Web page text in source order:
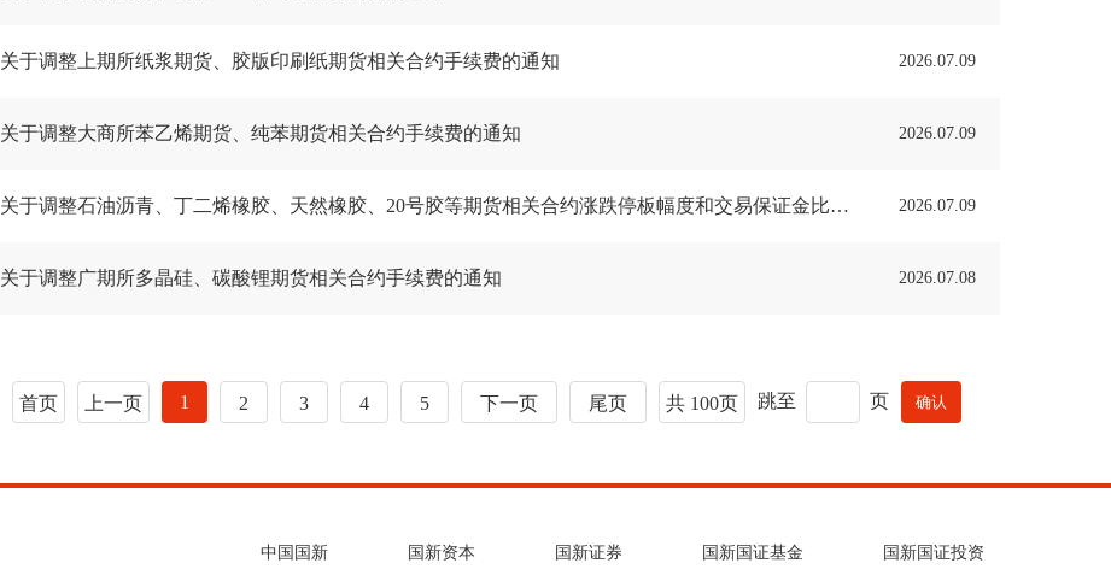
关于调整上期所纸浆期货、胶版印刷纸期货相关合约手续费的通知 2026.07.09
关于调整大商所苯乙烯期货、纯苯期货相关合约手续费的通知 2026.07.09
关于调整石油沥青、丁二烯橡胶、天然橡胶、20号胶等期货相关合约涨跌停板幅度和交易保证金比例的通知 2026.07.09
关于调整广期所多晶硅、碳酸锂期货相关合约手续费的通知 2026.07.08
首页 上一页 1 2 3 4 5 下一页 尾页 共 100页 跳至 页
中国国新 国新资本 国新证券 国新国证基金 国新国证投资